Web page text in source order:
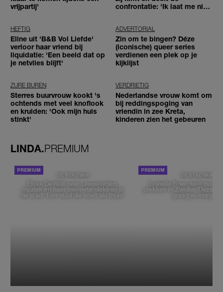
vrijpartij'
confrontatie: 'Ik laat me niet
HEFTIG
Eline uit 'B&B Vol Liefde'
verloor haar vriend bij
liquidatie: 'Een beeld dat op
je netvlies blijft'
ADVERTORIAL
Zin om te bingen? Déze
(iconische) queer series
verdienen een plek op je
kijklijst
ZURE BUREN
Sterres buurvrouw kookt 's
ochtends met veel knoflook
en kruiden: 'Ook mijn huis
stinkt'
VERDRIETIG
Nederlandse vrouw komt om
bij reddingspoging van
vriendin in zee Kreta,
kinderen zien het gebeuren
LINDA.PREMIUM
DE STAD VAN
Elske DeWall over Leeuwarden,
muziek en haar favoriete plekken in
de stad: 'Een stad die voelt als thuis'
DE STAD VAN
Isabelle Boer deelt haar
plekken in Zwolle: 'Deze
graag verborgen'